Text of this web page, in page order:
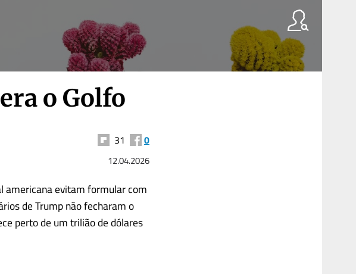
o Golfo
31 0
12.04.2026
americana evitam formular com
de Trump não fecharam o
perto de um trilião de dólares